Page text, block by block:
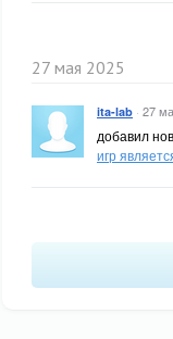
27 мая 2025
ita-lab · 27
добавил
игр